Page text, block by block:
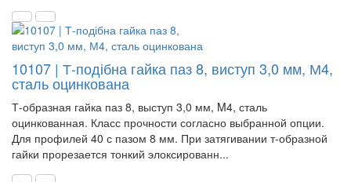
10107 | Т-подібна гайка паз 8, виступ 3,0 мм, М4,
сталь оцинкована
Т-образная гайка паз 8, выступ 3,0 мм, M4, сталь
оцинкованная. Класс прочности согласно выбранной опции.
Для профилей 40 с пазом 8 мм. При затягивании т-образной
гайки прорезается тонкий элоксированн...